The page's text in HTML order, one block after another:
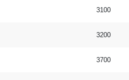
3100
3200
3700